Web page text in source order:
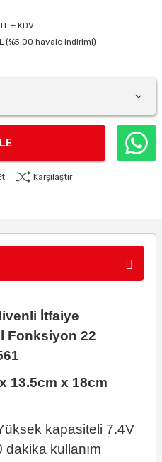
+ KDV
(%5,00 havale indirimi)
Karşılaştır
İtfaiye
Fonksiyon 22
13.5cm x 18cm
kapasiteli 7.4V
dakika kullanım